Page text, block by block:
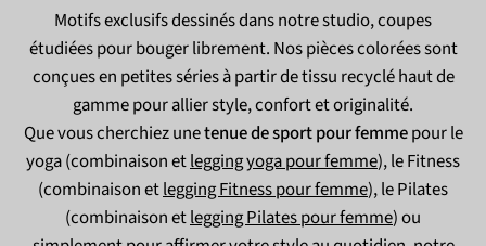
Motifs exclusifs dessinés dans notre studio, coupes
étudiées pour bouger librement. Nos pièces colorées sont
conçues en petites séries à partir de tissu recyclé haut de
gamme pour allier style, confort et originalité.
Que vous cherchiez unetenue de sport pour femmepour le
yoga (combinaison etlegging yoga pour femme), le Fitness
(combinaison etlegging Fitness pour femme), le Pilates
(combinaison etlegging Pilates pour femme) ou